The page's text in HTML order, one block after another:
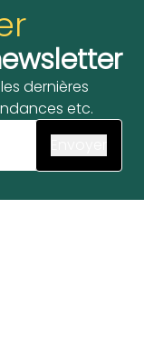
dernières
etc.